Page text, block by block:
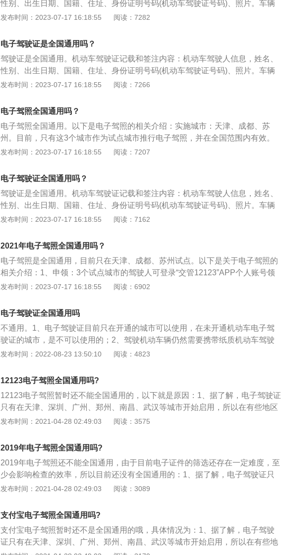
息、电子证生成时间、用于验证信息的二维码和一维码等内容；副页主要包括驾
驶人住址、发证机关、驾驶记录以及准驾车型代号规定等内容。
性别、出生日期、国籍、住址、身份证明号码(机动车驾驶证号码)、照片。车辆
管理所签注内容，初次领证日期、准驾车型代号、有效期起始日期、有效期限、
的人员，经过学习，掌握交通法规知识和驾驶技术后，经管理部门考试合格，核
发许可驾驶某类机动车的法律凭证。
发布时间：2023-07-17 16:18:55 阅读：7282
电子驾驶证是全国通用吗？
驾驶证是全国通用。机动车驾驶证记载和签注内容：机动车驾驶人信息，姓名、
性别、出生日期、国籍、住址、身份证明号码(机动车驾驶证号码)、照片。车辆
管理所签注内容，初次领证日期、准驾车型代号、有效期起始日期、有效期限、
的人员，经过学习，掌握交通法规知识和驾驶技术后，经管理部门考试合格，核
发许可驾驶某类机动车的法律凭证。
发布时间：2023-07-17 16:18:55 阅读：7266
电子驾照全国通用吗？
电子驾照全国通用。以下是电子驾照的相关介绍：实施城市：天津、成都、苏
州。目前，只有这3个城市作为试点城市推行电子驾照，并在全国范围内有效。
在试点基础上，下半年再选择部分地方扩大试点，并于2022年在全国全面推广。
律效力。若遇到交警执法检查驾驶证，试点城市车主可以出示电子驾照，申领到
的电子驾驶证可以在没有驾照的时候证明驾驶人是有驾照、驾照是在有效期内。
交警不得以“未携带驾驶证纸质有效证件”为由对其进行处罚。
发布时间：2023-07-17 16:18:55 阅读：7207
电子驾驶证全国通用吗？
驾驶证是全国通用。机动车驾驶证记载和签注内容：机动车驾驶人信息，姓名、
性别、出生日期、国籍、住址、身份证明号码(机动车驾驶证号码)、照片。车辆
管理所签注内容，初次领证日期、准驾车型代号、有效期起始日期、有效期限、
的人员，经过学习，掌握交通法规知识和驾驶技术后，经管理部门考试合格，核
发许可驾驶某类机动车的法律凭证。
发布时间：2023-07-17 16:18:55 阅读：7162
2021年电子驾照全国通用吗？
电子驾照是全国通用，目前只在天津、成都、苏州试点。以下是关于电子驾照的
相关介绍：1、申领：3个试点城市的驾驶人可登录“交管12123”APP个人账号领
取电子驾驶证，申请时驾驶证应在有效期内，提交本人6个月内电子版证件照。
登录“交管12123”APP，实时查询、出示本人电子驾驶证，离线时也可使用APP
上已生成的电子驾驶证。
发布时间：2023-07-17 16:18:55 阅读：6902
电子驾驶证全国通用吗
不通用。1、电子驾驶证目前只在开通的城市可以使用，在未开通机动车电子驾
驶证的城市，是不可以使用的；2、驾驶机动车辆仍然需要携带纸质机动车驾驶
证，申请了电子驾驶证的地区行驶车辆，也需要携带机动车驾驶证原件。电子驾
海、无锡、盐城、泰州、宁波、嘉兴、南昌、济南、青岛、长沙、广州、深圳、
南宁、重庆、绵阳、自贡、南充、贵阳、西安、银川、昆明。据了解，电子驾驶
证试点实施后，在便民利民方面取得不错的成果。为了进一步深化放管服改革，
2021年10月20日起，驾驶证电子在下面110个城市错峰应用推广。不仅全国统一
性的12123电子驾照之外，微信、支付宝在之前也有推出对应的电子驾照功能，
但伴随电子驾照的普及推广，全国统一性支持也不会很远。不仅支付宝可以申领
电子驾照，微信里面也能够用相近的方法领到微信电子驾照。
发布时间：2022-08-23 13:50:10 阅读：4823
12123电子驾照全国通用吗?
12123电子驾照暂时还不能全国通用的，以下就是原因：1、据了解，电子驾驶证
只有在天津、深圳、广州、郑州、南昌、武汉等城市开始启用，所以在有些地区
还是不能使用电子驾照开车的；2、电子驾照本来就是部分试用期。现在电子驾
以在外面开车，最好还是带上纸质的驾驶证和行驶证，以免受到处罚。
发布时间：2021-04-28 02:49:03 阅读：3575
2019年电子驾照全国通用吗?
2019年电子驾照还不能全国通用，由于目前电子证件的筛选还存在一定难度，至
少会影响检查的效率，所以目前还没有全国通用的：1、据了解，电子驾驶证只
有在天津、深圳、广州、郑州、南昌、武汉等城市开始启用，所以在有些地区还
照实行的地区并不多，并且只是一些大城市的主城区是可以偶尔用下的；3、所
以在外面开车，最好还是带上纸质的驾驶证和行驶证，以免受到处罚。
发布时间：2021-04-28 02:49:03 阅读：3089
支付宝电子驾照全国通用吗?
支付宝电子驾照暂时还不是全国通用的哦，具体情况为：1、据了解，电子驾驶
证只有在天津、深圳、广州、郑州、南昌、武汉等城市开始启用，所以在有些地